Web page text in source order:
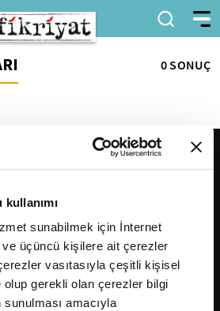
sunabilmek için İnternet
üçüncü kişilere ait çerezler
vasıtasıyla çeşitli kişisel
gerekli olan çerezler bilgi
amacıyla
0 SONUÇ
saklıdır.